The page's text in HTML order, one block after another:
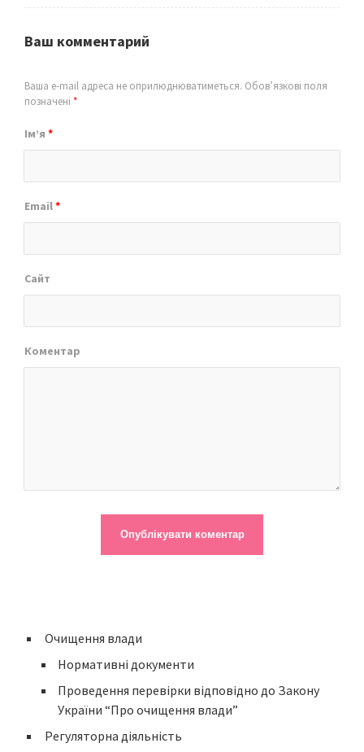
Ваш комментарий
Ваша e-mail адреса не оприлюднюватиметься. Обов’язкові поля
позначені *
Ім’я *
Email*
Сайт
Коментар
Очищення влади
Нормативні документи
Проведення перевірки відповідно до Закону
України “Про очищення влади”
Регуляторна діяльність